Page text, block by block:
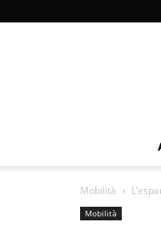
Mobilità
Mobilità